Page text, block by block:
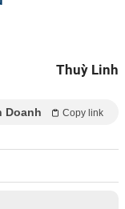
Thuỳ Linh
Doanh Copy link